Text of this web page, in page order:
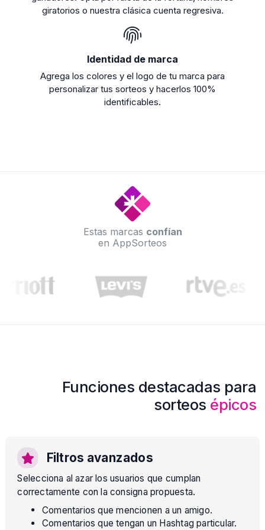
giratorios o nuestra clásica cuenta regresiva.
Identidad de marca
Agrega los colores y el logo de tu marca para
personalizar tus sorteos y hacerlos 100%
identificables.
Estas marcas confían
en AppSorteos
Funciones destacadas para
sorteos épicos
Filtros avanzados
Selecciona al azar los usuarios que cumplan
correctamente con la consigna propuesta.
Comentarios que mencionen a un amigo.
Comentarios que tengan un Hashtag particular.